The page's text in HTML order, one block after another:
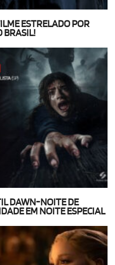
ESTRELADO POR
BRASIL!
DAWN-NOITE DE
EM NOITE ESPECIAL